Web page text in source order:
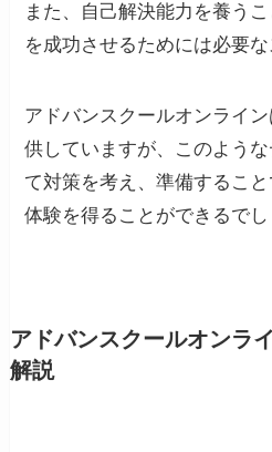
また、自己解決能力を養う
を成功させるためには必要な
アドバンスクールオンライ
供していますが、このよう
て対策を考え、準備するこ
体験を得ることができるでし
アドバンスクールオンラ
解説